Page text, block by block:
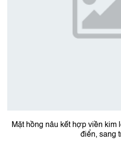
Mặt hồng nâu kết hợp viền kim
điển, sang